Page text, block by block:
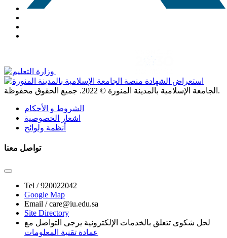
الجامعة الإسلامية بالمدينة المنورة © 2022 . جميع الحقوق محفوظة.
الشروط و الأحكام
اشعار الخصوصية
أنظمة ولوائح
تواصل معنا
Tel /920022042
Google Map
Email /care@iu.edu.sa
Site Directory
لحل شكوى تتعلق بالخدمات الإلكترونية يرجى التواصل مع
عمادة تقنية المعلومات